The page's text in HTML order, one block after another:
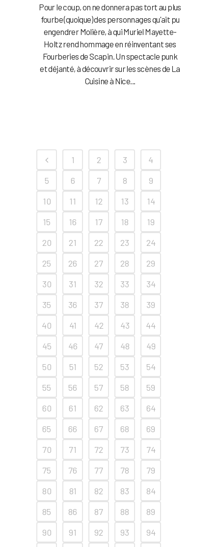
Pour le coup, on ne donnera pas tort au plus
fourbe (quoique) des personnages qu'ait pu
engendrer Molière, à qui Muriel Mayette-
Holtz rend hommage en réinventant ses
Fourberies de Scapin. Un spectacle punk
et déjanté, à découvrir sur les scènes de La
Cuisine à Nice...
1 2 3
4
5
6 7 8
9
10
11 12 13
14
15
16 17 18
19
20
21 22 23
24
25
26 27 28
29
30
31 32 33
34
35
36 37 38
39
40
41 42 43
44
45
46 47 48
49
50
51 52 53
54
55
56 57 58
59
60
61 62 63
64
65
66 67 68
69
70
71 72 73
74
75
76 77 78
79
80
81 82 83
84
85
86 87 88
89
90
91 92 93
94